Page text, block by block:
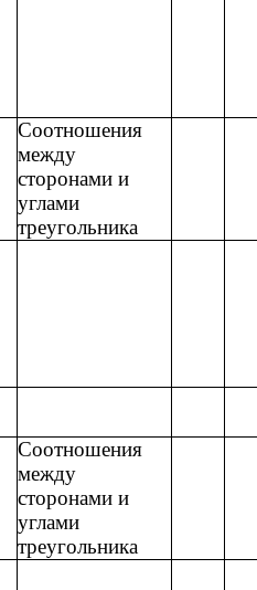
Соотношения
между
сторонами и
углами
треугольника
Соотношения
между
сторонами и
углами
треугольника